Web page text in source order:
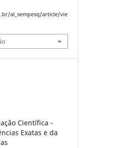
al_sempesq/article/vie
Científica -
Exatas e da